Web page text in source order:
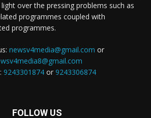
over the pressing problems such as
programmes coupled with
programmes.
newsv4media@gmail.com or
9243301874or 9243306874
FOLLOW US